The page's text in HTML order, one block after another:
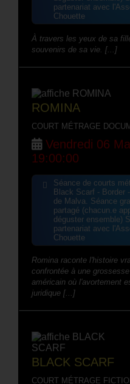
partenariat avec
Chouette
À travers les yeux de sa
souvenirs de sa vie. [...]
ROMINA
COURT MÉTRAGE
Vendredi 06
19:00:00
Séance de courts
Black Scarf - Border
de Malva. Séance
partagé (chacun.e
déguster ensemble)
partenariat avec
Chouette
Romina raconte l'histoire
confrontée à une
américain où l'avortement
juridique [...]
BLACK SCARF
COURT MÉTRAGE